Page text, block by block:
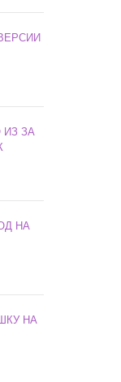
ИЗ ЗА
НА
НА